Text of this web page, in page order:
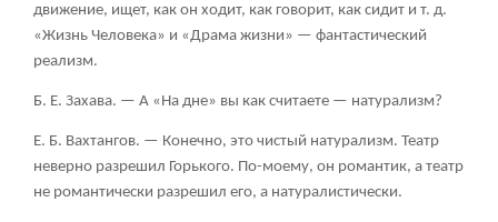
движение, ищет, как он ходит, как говорит, как сидит и т. д.
«Жизнь Человека» и «Драма жизни» — фантастический
реализм.
Б. Е. Захава. — А «На дне» вы как считаете — натурализм?
Е. Б. Вахтангов. — Конечно, это чистый натурализм. Театр
неверно разрешил Горького. По-моему, он романтик, а театр
не романтически разрешил его, а натуралистически.